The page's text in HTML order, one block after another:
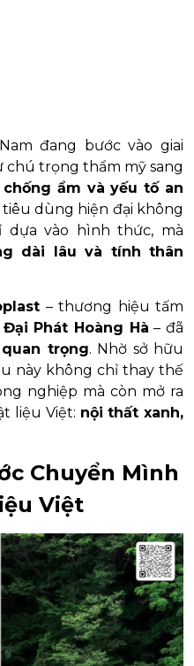
đang bước vào giai
chú trọng thẩm mỹ sang
ẩm và yếu tố an
tiêu dùng hiện đại không
vào hình thức, mà
dài lâu và tính thân
– thương hiệu tấm
Đại Phát Hoàng Hà – đã
trọng. Nhờ sở hữu
này không chỉ thay thế
nghiệp mà còn mở ra
liệu Việt: nội thất xanh,
Chuyển Mình
Việt